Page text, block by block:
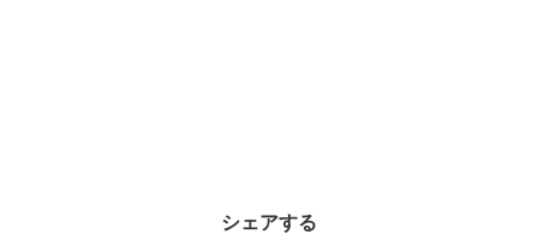
シェアする